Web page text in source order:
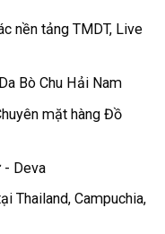
nền tảng TMDT, Live
Bò Chu Hải Nam
mặt hàng Đồ
- Deva
Thailand, Campuchia,